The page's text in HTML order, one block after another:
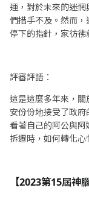
運，對於未來的迷
們措手不及。然而
停下的指針，家彷彿
評審評語：
這是這麼多年來，
安份份地接受了政
看著自己的阿公與
拆遷時，如何轉化心
【2023第15屆